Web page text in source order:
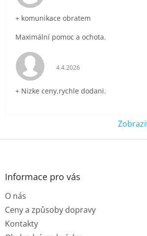
+ komunikace obratem
Maximální pomoc a ochota.
Hodnocení obchodu je 5 z 5
4.4.2026
+ Nizke ceny,rychle dodani.
Z
Informace pro vás
O nás
Ceny a způsoby dopravy
Kontakty